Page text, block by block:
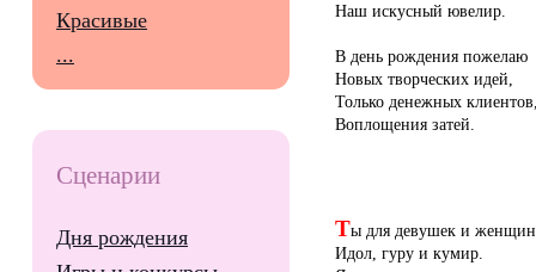
Наш искусный ювелир.
В день рождения пожелаю
Новых творческих идей,
Только денежных клиентов,
Воплощения затей.
Ты для девушек и женщин
Идол, гуру и кумир.
Красивые
...
Сценарии
Дня рождения